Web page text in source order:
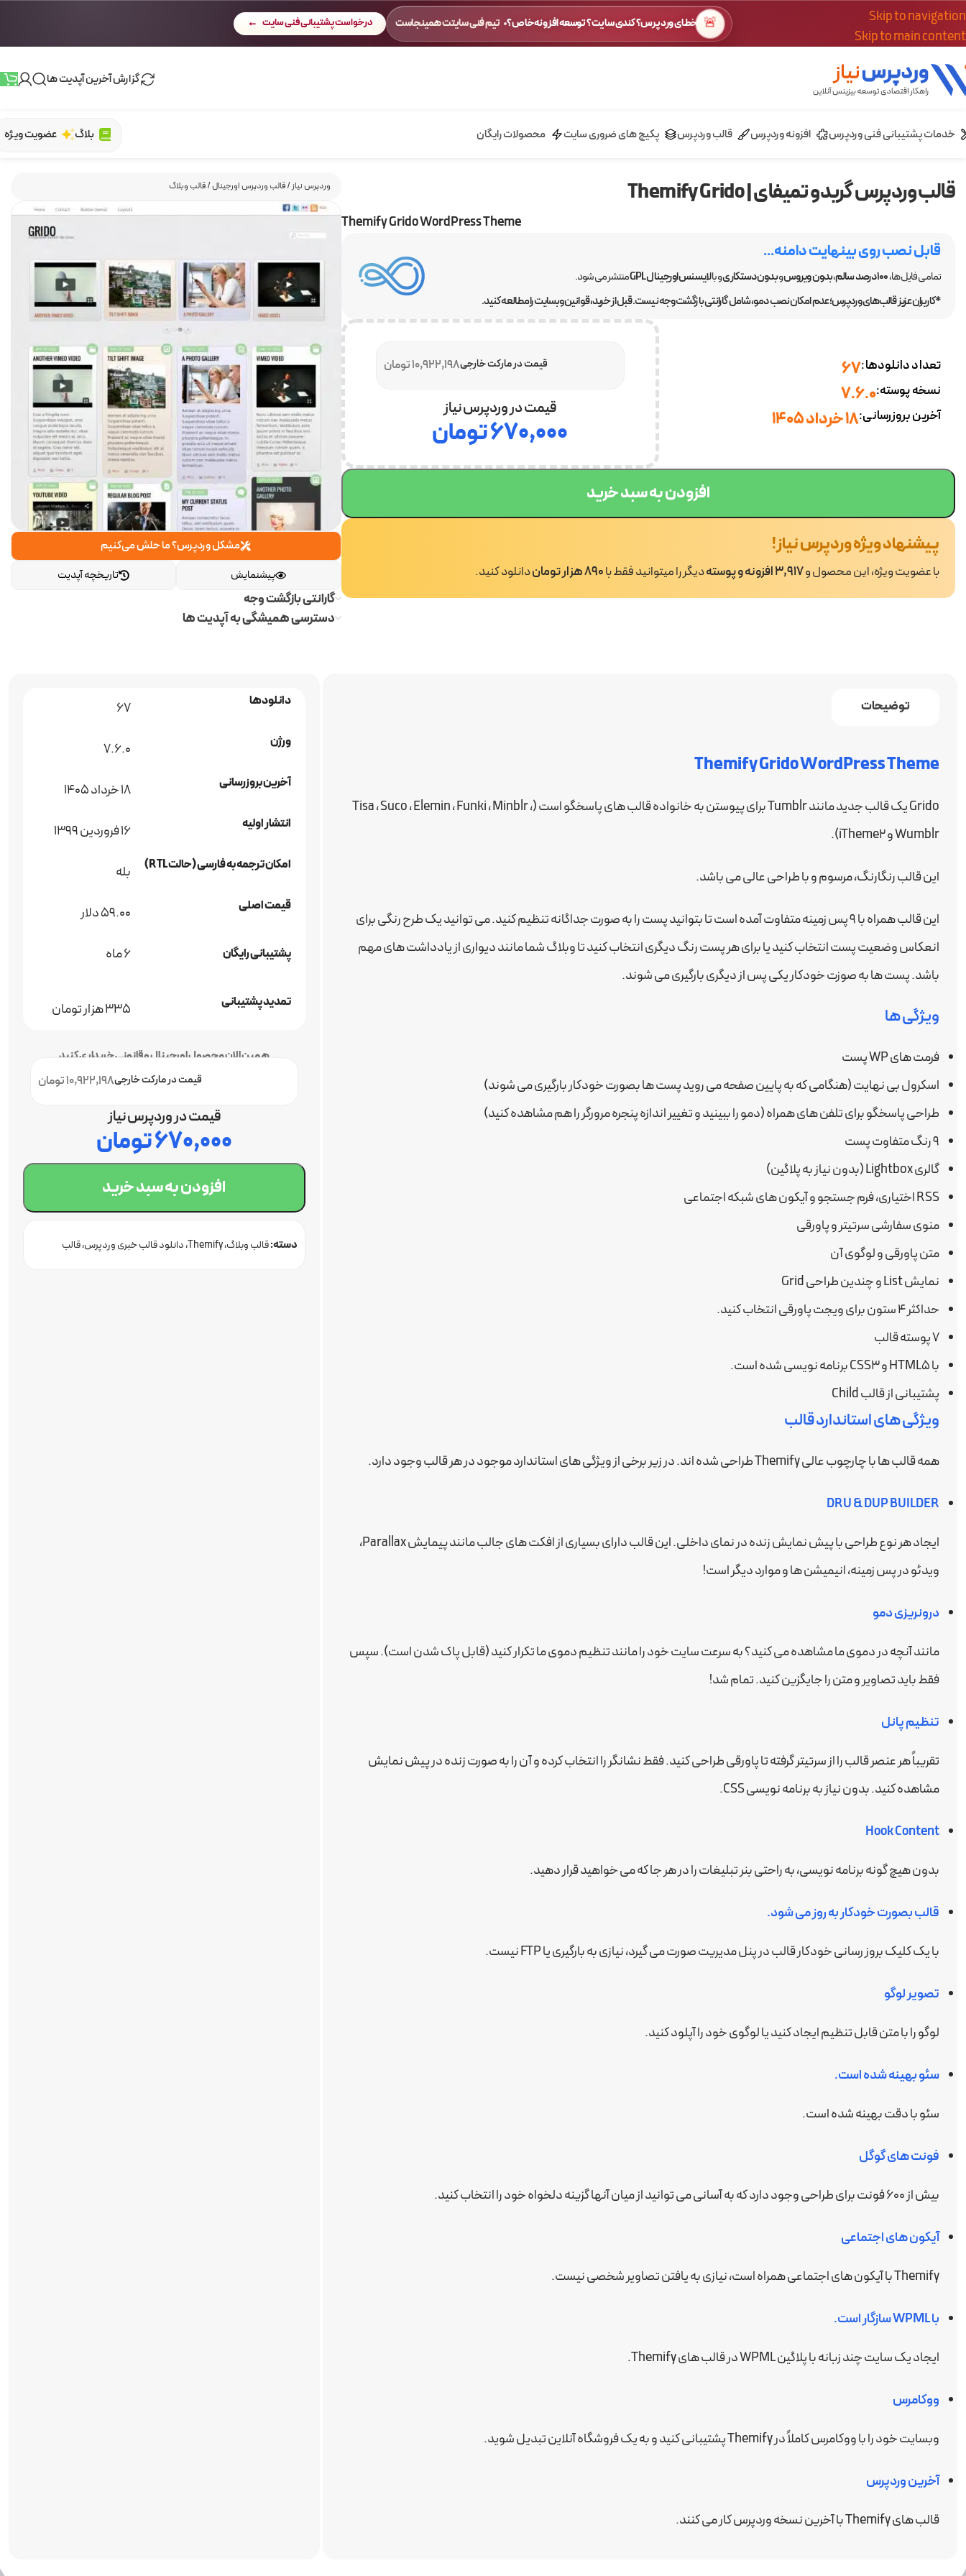
Skip to navigation
Skip to main content
🚨 خطای وردپرس؟ کندی سایت؟ توسعه افزونه خاص؟ تیم فنی سایتت همینجاست درخواست پشتیبانی فنی سایت
گزارش آخرین آپدیت ها
خدمات پشتیبانی فنی وردپرس افزونه وردپرس قالب وردپرس پکیج های ضروری سایت محصولات رایگان بلاگ عضویت ویژه
وردپرس نیاز/قالب وردپرس اورجینال/قالب وبلاگ
مشکل وردپرس؟ ما حلش می‌کنیم
تاریخچه آپدیت
پیشنمایش
گارانتی بازگشت وجه
دسترسی همیشگی به آپدیت ها
قالب وردپرس گریدو تمیفای | Themify Grido
Themify Grido WordPress Theme
قابل نصب روی بینهایت دامنه...
تمامی فایل ها،100 درصد سالم ،بدون ویروسوبدون دستکاریو بالایسنس اورجینال GPL
منتشر می شود.
*کاربران عزیز قالب‌های وردپرس؛ عدم امکان نصب دمو، شامل گارانتی بازگشت وجه نیست. قبل از خرید، قوانین وبسایت را مطالعه کنید.
تعداد دانلودها:67
نسخه پوسته:7.6.0
آخرین بروزرسانی:18 خرداد 1405
10,922,198 تومانقیمت در مارکت خارجی
قیمت در وردپرس نیاز
۶۷۰,۰۰۰تومان
افزودن به سبد خرید
پیشنهاد ویژه وردپرس نیاز!
با عضویت ویژه، این محصول و3,917 افزونه و پوسته دیگر را میتوانید فقط با890 هزار تومان دانلود کنید.
توضیحات
Themify Grido WordPress Theme
Grido یک قالب جدید مانند Tumblr برای پیوستن به خانواده قالب های پاسخگو است (Tisa ، Suco ، Elemin ، Funki ، Minblr ،
Wumblr و iTheme2).
این قالب رنگارنگ، مرسوم و با طراحی عالی می باشد.
این قالب همراه با ۹ پس زمینه متفاوت آمده است تا بتوانید پست را به صورت جداگانه تنظیم کنید. می توانید یک طرح رنگی برای
انعکاس وضعیت پست انتخاب کنید یا برای هر پست رنگ دیگری انتخاب کنید تا وبلاگ شما مانند دیواری از یادداشت های مهم
باشد. پست ها به صوزت خودکار یکی پس از دیگری بارگیری می شوند.
ویژگی ها
فرمت های WP پست
اسکرول بی نهایت (هنگامی که به پایین صفحه می روید پست ها بصورت خودکار بارگیری می شوند)
طراحی پاسخگو برای تلفن های همراه (دمو را ببینید و تغییر اندازه پنجره مرورگر را هم مشاهده کنید)
۹ رنگ متفاوت پست
گالری Lightbox (بدون نیاز به پلاگین)
RSS اختیاری، فرم جستجو و آیکون های شبکه اجتماعی
منوی سفارشی سرتیتر و پاورقی
متن پاورقی و لوگوی آن
نمایش List و چندین طراحی Grid
حداکثر ۴ ستون برای ویجت پاورقی انتخاب کنید.
۷ پوسته قالب
با HTML5 و CSS3 برنامه نویسی شده است.
پشتیبانی از قالب Child
ویژگی های استاندارد قالب
همه قالب ها با چارچوب عالی Themify طراحی شده اند. در زیر برخی از ویژگی های استاندارد موجود در هر قالب وجود دارد.
DRU & DUP BUILDER
ایجاد هر نوع طراحی با پیش نمایش زنده در نمای داخلی. این قالب دارای بسیاری از افکت های جالب مانند پیمایش Parallax،
ویدئو در پس زمینه، انیمیشن ها و موارد دیگر است!
درونریزی دمو
مانند آنچه در دموی ما مشاهده می کنید؟ به سرعت سایت خود را مانند تنظیم دموی ما تکرار کنید (قابل پاک شدن است). سپس
فقط باید تصاویر و متن را جایگزین کنید. تمام شد!
تنظیم پانل
تقریباً هر عنصر قالب را از سرتیتر گرفته تا پاورقی طراحی کنید. فقط نشانگر را انتخاب کرده و آن را به صورت زنده در پیش نمایش
مشاهده کنید. بدون نیاز به برنامه نویسی CSS.
Hook Content
بدون هیچ گونه برنامه نویسی، به راحتی بنر تبلیغات را در هر جا که می خواهید قرار دهید.
قالب بصورت خودکار به روز می شود.
با یک کلیک بروز رسانی خودکار قالب در پنل مدیریت صورت می گیرد، نیازی به بارگیری یا FTP نیست.
تصویر لوگو
لوگو را با متن قابل تنظیم ایجاد کنید یا لوگوی خود را آپلود کنید.
سئو بهینه شده است.
سئو با دقت بهینه شده است.
فونت های گوگل
بیش از ۶۰۰ فونت برای طراحی وجود دارد که به آسانی می توانید از میان آنها گزینه دلخواه خود را انتخاب کنید.
آیکون های اجتماعی
Themify با آیکون های اجتماعی همراه است، نیازی به یافتن تصاویر شخصی نیست.
با WPML سازگار است.
ایجاد یک سایت چند زبانه با پلاگین WPML در قالب های Themify.
ووکامرس
وبسایت خود را با ووکامرس کاملاً در Themify پشتیبانی کنید و به یک فروشگاه آنلاین تبدیل شوید.
آخرین وردپرس
قالب های Themify با آخرین نسخه وردپرس کار می کنند.
دانلودها 67
ورژن 7.6.0
آخرین بروزرسانی 18 خرداد 1405
انتشار اولیه 16 فروردین 1399
امکان ترجمه به فارسی (حالت RTL) بله
قیمت اصلی 59.00 دلار
پشتیبانی رایگان 6 ماه
تمدید پشتیبانی 335 هزار تومان
همین الان محصول اورجینال و قانونی خریداری کنید
10,922,198 تومانقیمت در مارکت خارجی
قیمت در وردپرس نیاز
۶۷۰,۰۰۰تومان
افزودن به سبد خرید
دسته:قالب وبلاگ Themify دانلود قالب خبری وردپرس قالب